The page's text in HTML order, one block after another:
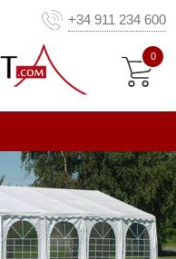
+34 911 234 600
0